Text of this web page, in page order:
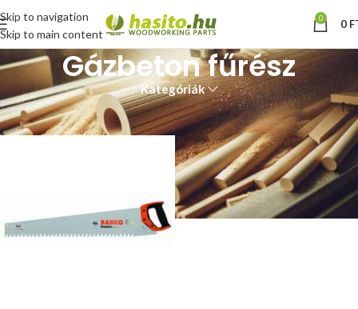
Skip to navigation
Skip to main content
0 0
Gázbeton fűrész
Kategóriák
Kezdőlap “Gázbeton fűrész” címkével rendelkező termékek